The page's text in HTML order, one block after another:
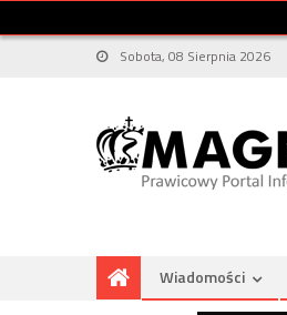
Sobota, 08 Sierpnia 2026
Wiadomości